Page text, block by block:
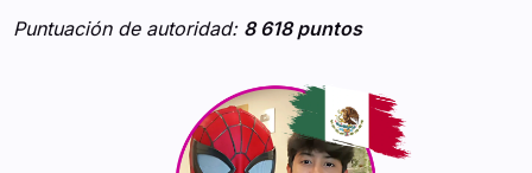
Puntuación de autoridad: 8 618 puntos